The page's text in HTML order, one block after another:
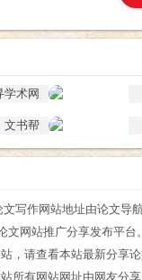
学术网
文书帮
写作网站地址由论文导
网站推广分享发布平台。
，请查看本站最新分享论
所有网站网址由网友分